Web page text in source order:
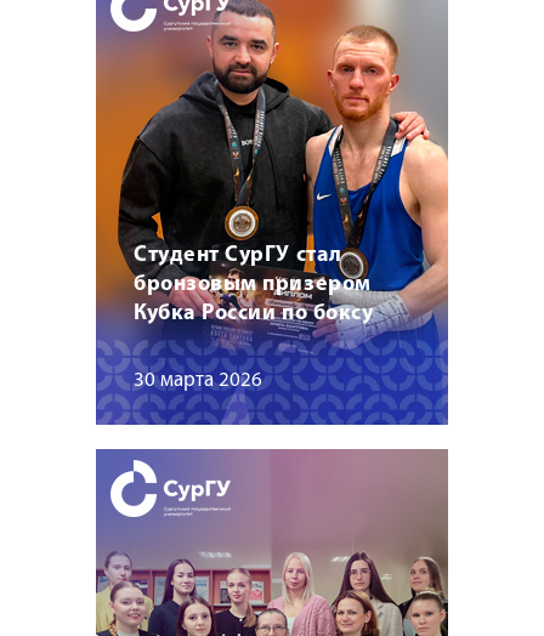
Студент СурГУ стал
бронзовым призером
Кубка России по боксу
30 марта 2026